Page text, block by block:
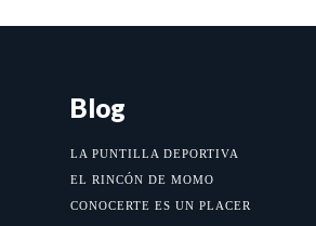
Blog
LA PUNTILLA DEPORTIVA
EL RINCÓN DE MOMO
CONOCERTE ES UN PLACER